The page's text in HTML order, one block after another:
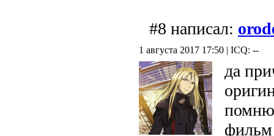
#8 написал:
1 августа 2017 17:50 | ICQ: --
да
фильм